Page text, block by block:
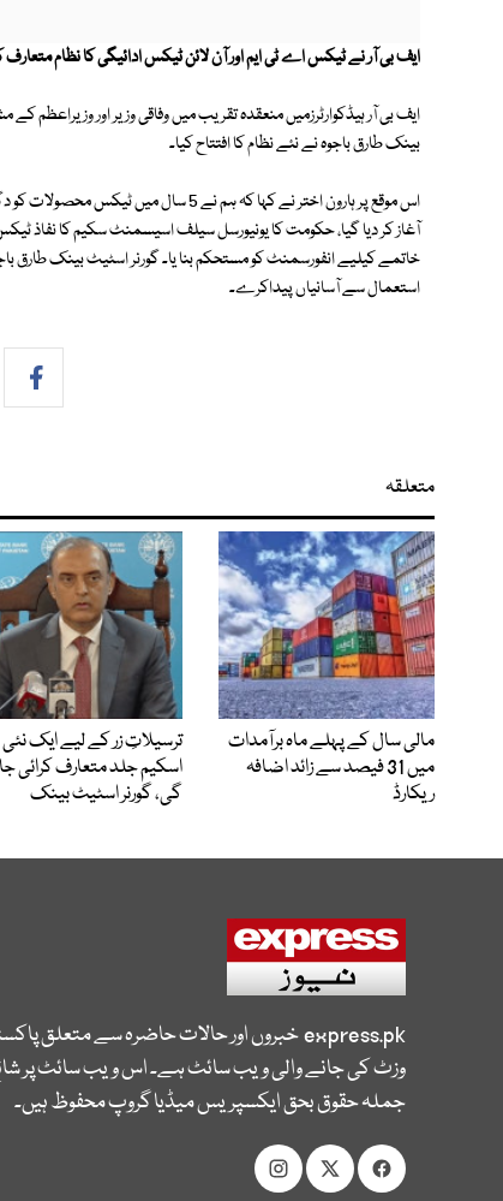
ایف بی آر نے ٹیکس اے ٹی ایم اور آن لائن ٹیکس ادائیگی کا نظام متعارف
ایف بی آر ہیڈکوارٹرزمیں منعقدہ تقریب میں وفاقی وزیر اور وزیراعظم کے
بینک طارق باجوہ نے نئے نظام کا افتتاح کیا۔
آغاز کر دیا گیا، حکومت کا یونیورسل سیلف اسیسمنٹ سکیم کا نفاذ
خاتمے کیلیے انفورسمنٹ کو مستحکم بنا یا۔ گورنر اسٹیٹ بینک طارق
استعمال سے آسانیاں پیداکرے۔
متعلقہ
مالی سال کے پہلے ماہ برآمدات
میں 31 فیصد سے زائد اضافہ
ریکارڈ
ترسیلاتِ زر کے لیے ایک نئی
اسکیم جلد متعارف کرائی
گی، گورنر اسٹیٹ بینک
express.pkخبروں اور حالات حاضرہ سے متعلق
وزٹ کی جانے والی ویب سائٹ ہے۔ اس ویب سائٹ پر
جملہ حقوق بحق ایکسپریس میڈیا گروپ محفوظ ہیں۔